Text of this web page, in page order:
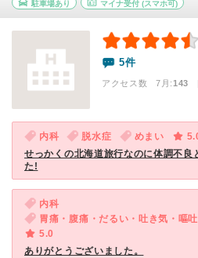
駐車場あり マイナ受付(スマホ可)
5件
アクセス数 7月:143 |
内科 脱水症 めまい
せっかくの北海道旅行なのに体調不良
た!
内科
胃痛・腹痛・だるい・吐き気・嘔
5.0
ありがとうございました。